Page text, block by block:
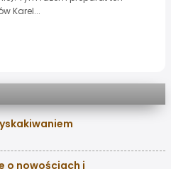
Karel...
o nowościach i